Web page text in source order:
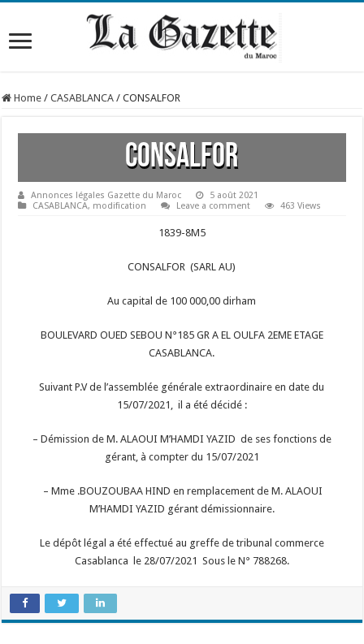
Home / CASABLANCA / CONSALFOR
CONSALFOR
Annonces légales Gazette du Maroc
5 août 2021
CASABLANCA, modification Leave a comment 463 Views
1839-8M5
CONSALFOR (SARL AU)
Au capital de 100 000,00 dirham
BOULEVARD OUED SEBOU N°185 GR A EL OULFA 2EME ETAGE
CASABLANCA.
Suivant P.V de l’assemblée générale extraordinaire en date du
15/07/2021, il a été décidé :
– Démission de M. ALAOUI M’HAMDI YAZID de ses fonctions de
gérant, à compter du 15/07/2021
– Mme .BOUZOUBAA HIND en remplacement de M. ALAOUI
M’HAMDI YAZID gérant démissionnaire.
Le dépôt légal a été effectué au greffe de tribunal commerce
Casablanca le 28/07/2021 Sous le N° 788268.